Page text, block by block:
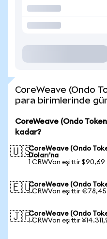
CoreWeave (Ondo
para birimlerinde
CoreWeave (Ondo
kadar?
🇺🇸CoreWeave (Ondo
Doları'na
1 CRWVon eşittir $90,69
🇪🇺CoreWeave (Ondo
1 CRWVon eşittir €78,45
🇯🇵CoreWeave (Ondo
1 CRWVon eşittir